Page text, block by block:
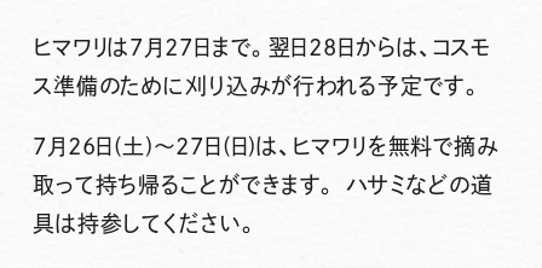
ヒマワリは7月27日まで。翌日28日からは、コスモ
ス準備のために刈り込みが行われる予定です。
7月26日(土)～27日(日)は、ヒマワリを無料で摘み
取って持ち帰ることができます。 ハサミなどの道
具は持参してください。